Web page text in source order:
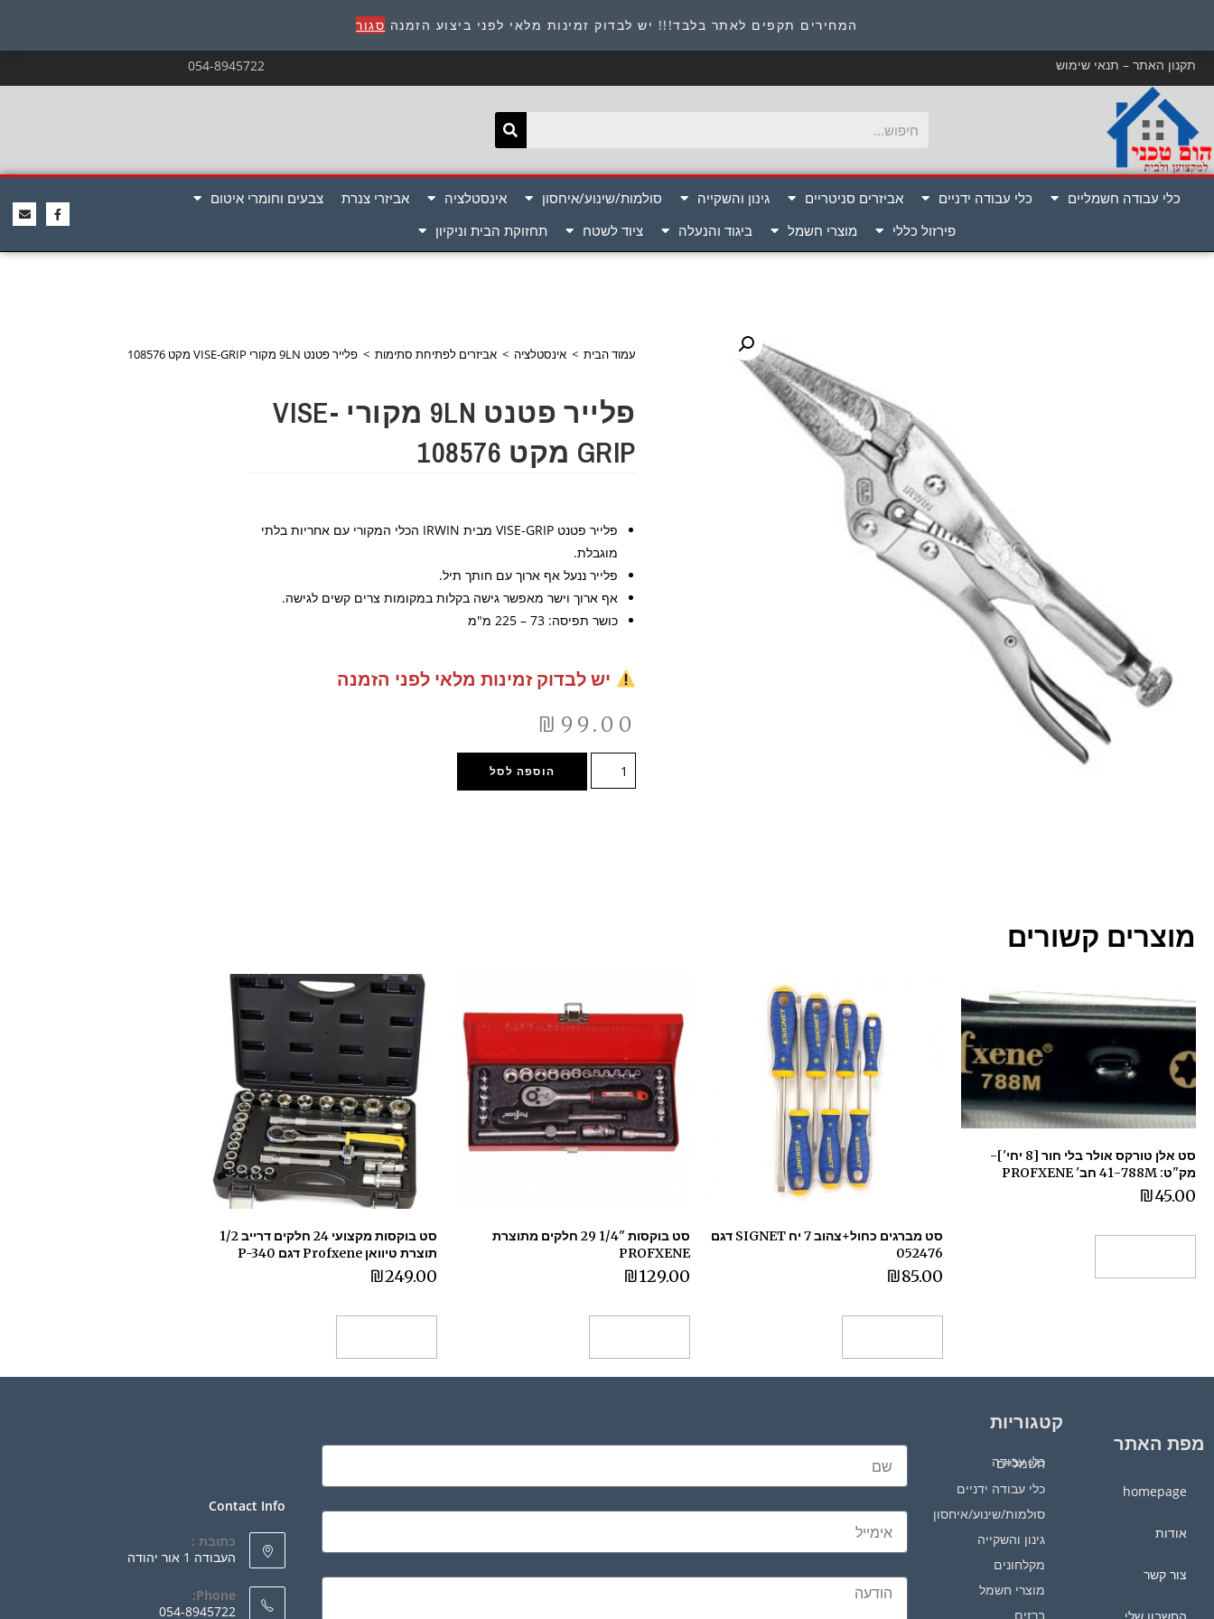
המחירים תקפים לאתר בלבד!!! יש לבדוק זמינות מלאי לפני ביצוע הזמנה סגור כתובת : היוזמים 9 אור יהודה שירות לקוחות 054-8945722
תקנון האתר – תנאי שימוש 054-8945722
כלי עבודה חשמליים כלי עבודה ידניים אביזרים סניטריים גינון והשקייה סולמות/שינוע/איחסון אינסטלציה אביזרי צנרת
צבעים וחומרי איטום
פירזול כללי
מוצרי חשמל ביגוד והנעלה ציוד לשטח תחזוקת הבית וניקיון
עמוד הבית > אינסטלציה > אביזרים לפתיחת סתימות > פלייר פטנט 9LN מקורי VISE-GRIP מקט 108576
פלייר פטנט 9LN מקורי VISE-
GRIP מקט 108576
פלייר פטנט VISE-GRIP מבית IRWIN הכלי המקורי עם אחריות בלתי
מוגבלת.
פלייר ננעל אף ארוך עם חותך תיל.
אף ארוך וישר מאפשר גישה בקלות במקומות צרים קשים לגישה.
כושר תפיסה: 73 – 225 מ"מ
יש לבדוק זמינות מלאי לפני הזמנה
₪ 99.00
הוספה לסל
מוצרים קשורים
סט אלן טורקס אולר בלי חור [8 יחי']-
מק"ט: 41-788M חב' PROFXENE
₪45.00
סט מברגים כחול+צהוב 7 יח SIGNET דגם
052476
₪85.00
סט בוקסות "1/4 29 חלקים מתוצרת
PROFXENE
₪129.00
סט בוקסות מקצועי 24 חלקים דרייב 1/2
תוצרת טיוואן Profxene דגם P-340
₪249.00
מפת האתר
homepage
אודות
צור קשר
קטגוריות
כלי עבודה חשמליים
כלי עבודה ידניים
סולמות/שינוע/איחסון
גינון והשקייה
מקלחונים
מוצרי חשמל
ברזים
Contact Info
כתובת :
העבודה 1 אור יהודה
Phone:
054-8945722